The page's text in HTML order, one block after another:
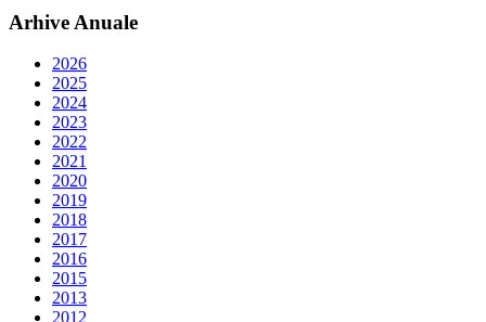
Arhive Anuale
2026
2025
2024
2023
2022
2021
2020
2019
2018
2017
2016
2015
2013
2012